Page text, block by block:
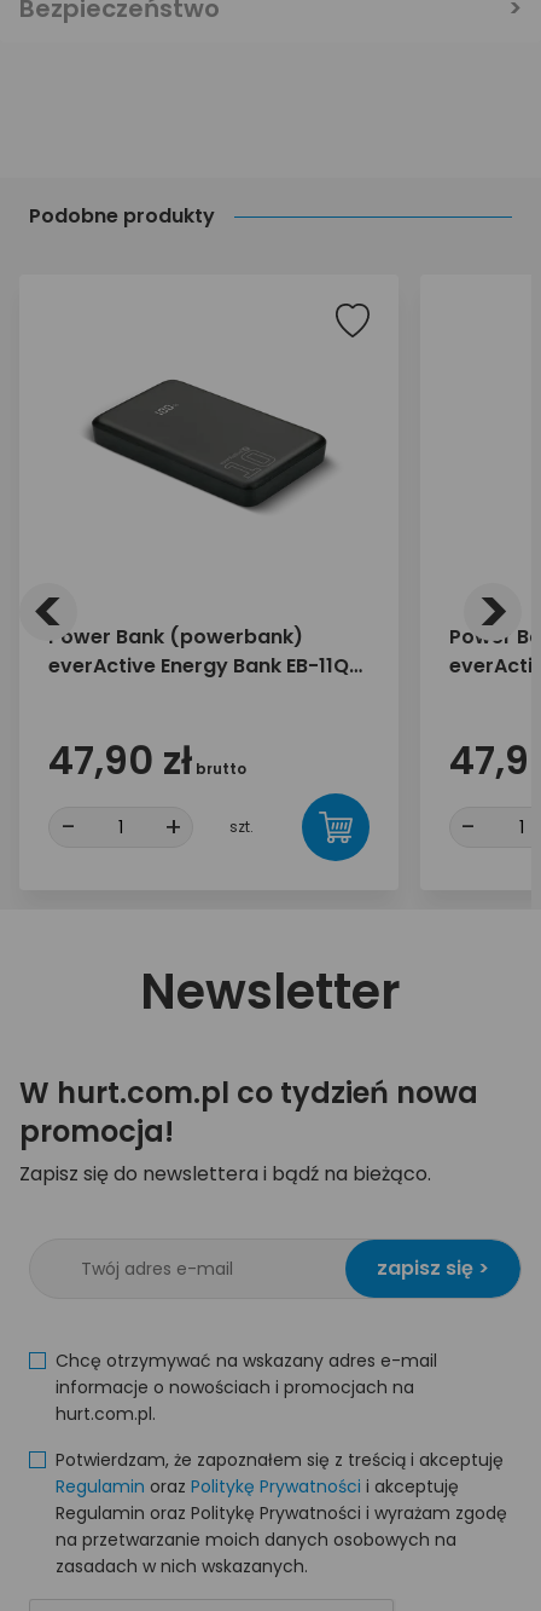
Podobne produkty
Power Bank (powerbank)
everActive Energy Bank EB-11QB
47,90 zł brutto
- + szt.
Power
-
< >
Bezpieczeństwo
Newsletter
W hurt.com.pl co tydzień nowa
promocja!
Zapisz się do newslettera i bądź na bieżąco.
zapisz się >
Chcę otrzymywać na wskazany adres e-mail
informacje o nowościach i promocjach na
hurt.com.pl.
Potwierdzam, że zapoznałem się z treścią i akceptuję
Regulamin oraz Politykę Prywatności i akceptuję
Regulamin oraz Politykę Prywatności i wyrażam zgodę
na przetwarzanie moich danych osobowych na
zasadach w nich wskazanych.